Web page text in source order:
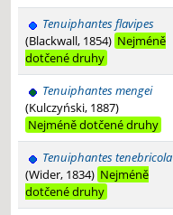
Tenuiphantes flavipes
(Blackwall, 1854) Nejméně
dotčené druhy
Tenuiphantes mengei
(Kulczyński, 1887)
Nejméně dotčené druhy
Tenuiphantes tenebricola
(Wider, 1834) Nejméně
dotčené druhy